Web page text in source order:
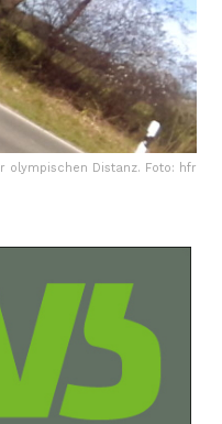
olympischen Distanz. Foto: hfr